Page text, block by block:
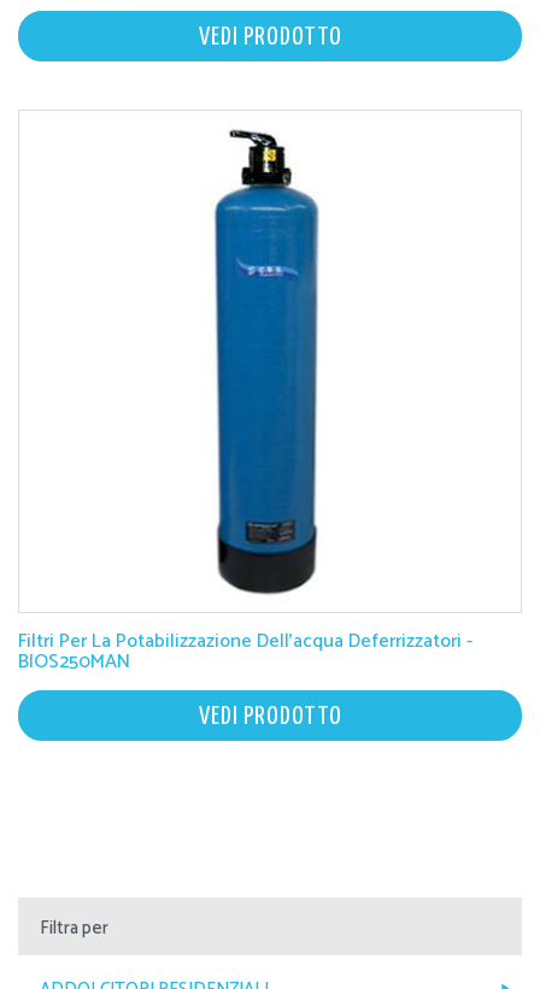
VEDI PRODOTTO
Filtri Per La Potabilizzazione Dell'acqua Deferrizzatori -
BIOS250MAN
VEDI PRODOTTO
Filtra per